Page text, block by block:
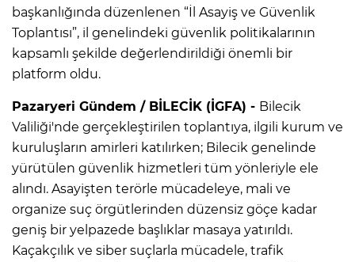
başkanlığında düzenlenen “İl Asayiş ve Güvenlik
Toplantısı”, il genelindeki güvenlik politikalarının
kapsamlı şekilde değerlendirildiği önemli bir
platform oldu.
Pazaryeri Gündem / BİLECİK (İGFA) - Bilecik
Valiliği'nde gerçekleştirilen toplantıya, ilgili kurum ve
kuruluşların amirleri katılırken; Bilecik genelinde
yürütülen güvenlik hizmetleri tüm yönleriyle ele
alındı. Asayişten terörle mücadeleye, mali ve
organize suç örgütlerinden düzensiz göçe kadar
geniş bir yelpazede başlıklar masaya yatırıldı.
Kaçakçılık ve siber suçlarla mücadele, trafik